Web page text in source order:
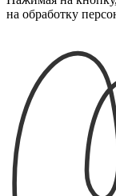
на обработку